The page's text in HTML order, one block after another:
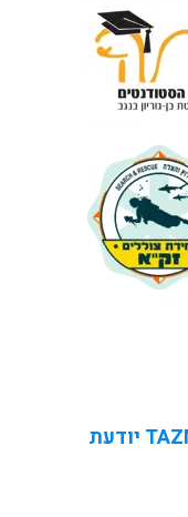
בטח תשמחו לשמוע ש-TAZMAN יודעת